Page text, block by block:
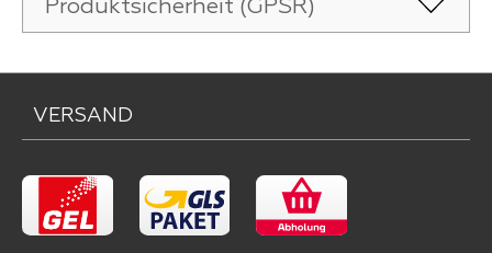
Produktsicherheit (GPSR)
VERSAND